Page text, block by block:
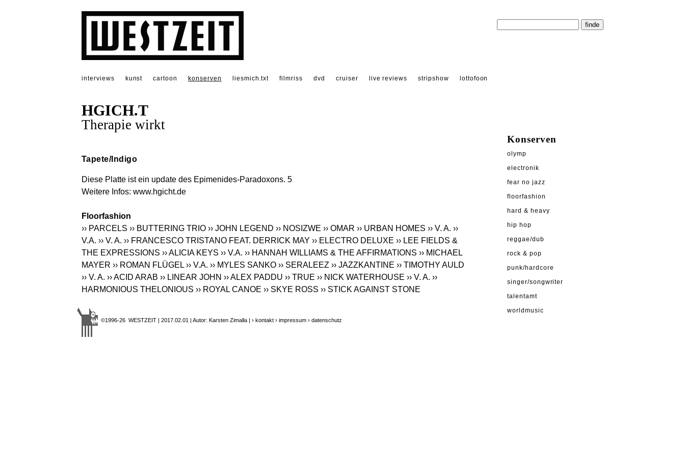
interviews kunst cartoon konserven liesmich.txt filmriss dvd cruiser live reviews stripshow lottofoon
HGICH.T
Therapie wirkt
Tapete/Indigo
Diese Platte ist ein update des Epimenides-Paradoxons. 5
Weitere Infos: www.hgicht.de
Floorfashion
›› PARCELS ›› BUTTERING TRIO ›› JOHN LEGEND ›› NOSIZWE ›› OMAR ›› URBAN HOMES ›› V. A. ››
V.A. ›› V. A. ›› FRANCESCO TRISTANO FEAT. DERRICK MAY ›› ELECTRO DELUXE ›› LEE FIELDS &
THE EXPRESSIONS ›› ALICIA KEYS ›› V.A. ›› HANNAH WILLIAMS & THE AFFIRMATIONS ›› MICHAEL
MAYER ›› ROMAN FLÜGEL ›› V.A. ›› MYLES SANKO ›› SERALEEZ ›› JAZZKANTINE ›› TIMOTHY AULD
›› V. A. ›› ACID ARAB ›› LINEAR JOHN ›› ALEX PADDU ›› TRUE ›› NICK WATERHOUSE ›› V. A. ››
HARMONIOUS THELONIOUS ›› ROYAL CANOE ›› SKYE ROSS ›› STICK AGAINST STONE
©1996-26 WESTZEIT | 2017.02.01 | Autor: Karsten Zimalla | › kontakt › impressum › datenschutz
Konserven
olymp
electronik
fear no jazz
floorfashion
hard & heavy
hip hop
reggae/dub
rock & pop
punk/hardcore
singer/songwriter
talentamt
worldmusic